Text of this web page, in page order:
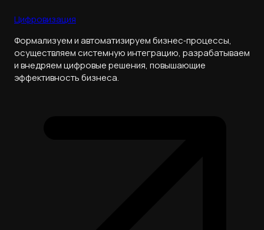
Цифровизация
Формализуем и автоматизируем бизнес‑процессы,
осуществляем системную интеграцию, разрабатываем
и внедряем цифровые решения, повышающие
эффективность бизнеса.